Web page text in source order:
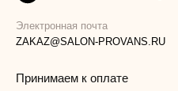
Электронная почта
ZAKAZ@SALON-PROVANS.RU
Принимаем к оплате